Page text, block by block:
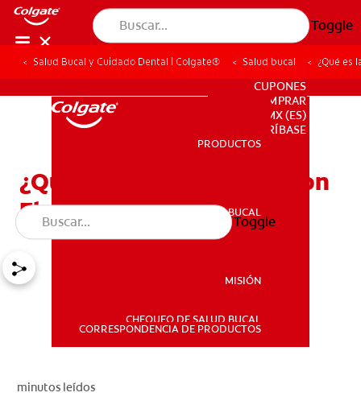
Toggle
PRODUCTOS
SALUD BUCAL
PARA PROFESIONALES
CUPONES
DONDE COMPRAR
MX (ES)
SUSCRÍBASE
PRODUCTOS
SALUD BUCAL
MISIÓN
CHEQUEO DE SALUD BUCAL
CORRESPONDENCIA DE PRODUCTOS
Toggle
Salud Bucal y Cuidado Dental | Colgate® Salud bucal ¿Qué es
¿Qué es la Pasta Dental con
Fluoruro de Estaño?
minutos leídos